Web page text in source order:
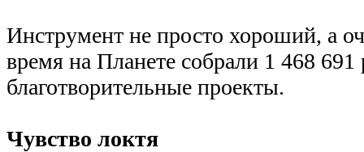
Инструмент не просто хороший, а
время на Планете собрали 1 468 691
благотворительные проекты.
Чувство локтя